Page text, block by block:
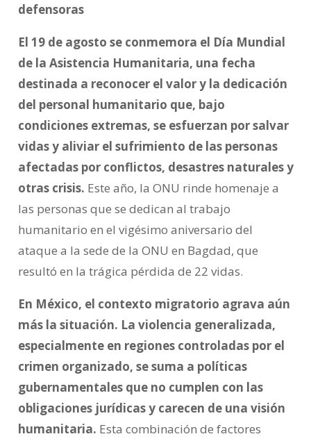
defensoras
El 19 de agosto se conmemora el Día Mundial
de la Asistencia Humanitaria, una fecha
destinada a reconocer el valor y la dedicación
del personal humanitario que, bajo
condiciones extremas, se esfuerzan por salvar
vidas y aliviar el sufrimiento de las personas
afectadas por conflictos, desastres naturales y
otras crisis. Este año, la ONU rinde homenaje a
las personas que se dedican al trabajo
humanitario en el vigésimo aniversario del
ataque a la sede de la ONU en Bagdad, que
resultó en la trágica pérdida de 22 vidas.
En México, el contexto migratorio agrava aún
más la situación. La violencia generalizada,
especialmente en regiones controladas por el
crimen organizado, se suma a políticas
gubernamentales que no cumplen con las
obligaciones jurídicas y carecen de una visión
humanitaria. Esta combinación de factores